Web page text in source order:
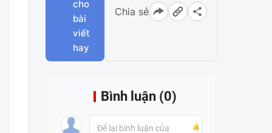
cho
bài
viết
hay
Chia sẻ
Bình luận (0)